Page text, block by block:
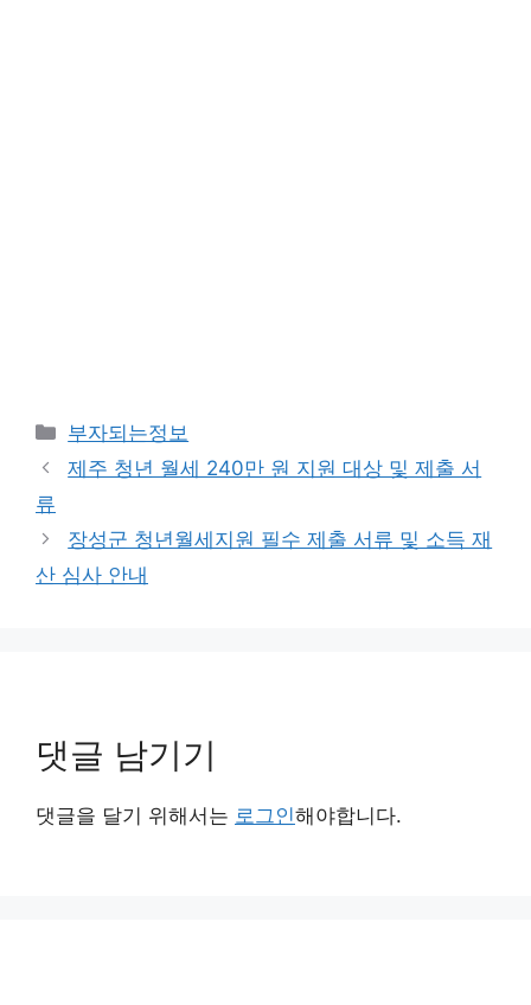
카
테
고
부자되는정보
제주 청년 월세 240만 원 지원 대상 및 제출 서
류
장성군 청년월세지원 필수 제출 서류 및 소득 재
산 심사 안내
댓글 남기기
댓글을 달기 위해서는 로그인해야합니다.